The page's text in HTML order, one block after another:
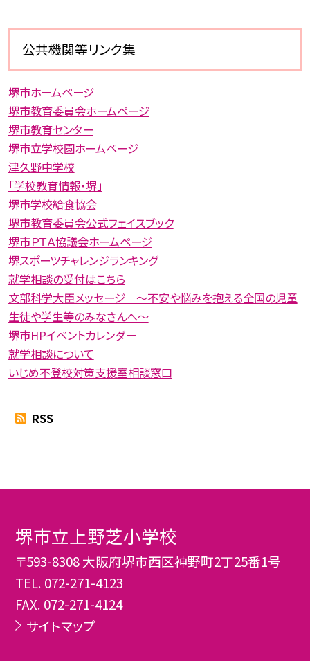
公共機関等リンク集
堺市ホームページ
堺市教育委員会ホームページ
堺市教育センター
堺市立学校園ホームページ
津久野中学校
「学校教育情報・堺」
堺市学校給食協会
堺市教育委員会公式フェイスブック
堺市ＰＴＡ協議会ホームページ
堺スポーツチャレンジランキング
就学相談の受付はこちら
文部科学大臣メッセージ 〜不安や悩みを抱える全国の児童
生徒や学生等のみなさんへ〜
堺市HPイベントカレンダー
就学相談について
いじめ不登校対策支援室相談窓口
RSS
堺市立上野芝小学校
〒593-8308 大阪府堺市西区神野町2丁25番1号
TEL. 072-271-4123
FAX. 072-271-4124
サイトマップ